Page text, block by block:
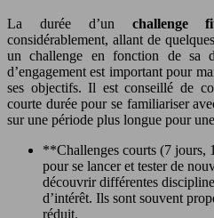
La durée d’un challenge
considérablement, allant de
un challenge en fonction de sa
d’engagement est important pour
ses objectifs. Il est conseillé de
courte durée pour se familiariser
sur une période plus longue pour une
**Challenges courts (7 jours,
pour se lancer et tester de
découvrir différentes
d’intérêt. Ils sont souvent
réduit.